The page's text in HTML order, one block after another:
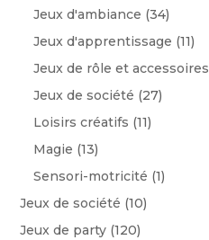
Jeux d'ambiance (34)
Jeux d'apprentissage (11)
Jeux de rôle et accessoires
Jeux de société (27)
Loisirs créatifs (11)
Magie (13)
Sensori-motricité (1)
Jeux de société (10)
Jeux de party (120)